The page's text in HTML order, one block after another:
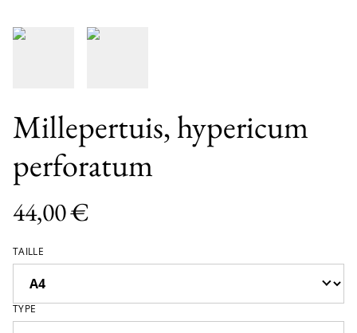
Millepertuis, hypericum
perforatum
44,00 €
TAILLE
TYPE